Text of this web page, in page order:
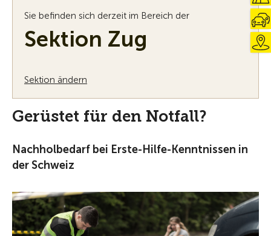
Sie befinden sich derzeit im Bereich der
Sektion Zug
Sektion ändern
Gerüstet für den Notfall?
Nachholbedarf bei Erste-Hilfe-Kenntnissen in
der Schweiz